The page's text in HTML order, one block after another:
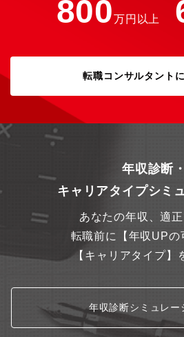
800万円以上
転職コンサルタント
年収診断・
キャリアタイプシミ
あなたの年収、適正
転職前に【年収UPの
【キャリアタイプ】
年収診断シミュレー